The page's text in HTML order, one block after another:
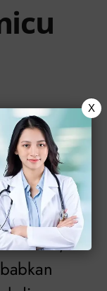
Intim
ialah
itu,
X